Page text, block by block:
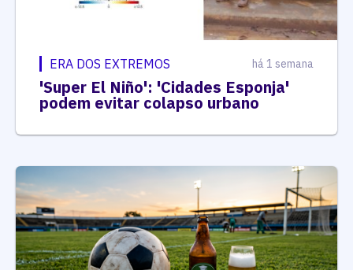
ERA DOS EXTREMOS há 1 semana
'Super El Niño': 'Cidades Esponja'
podem evitar colapso urbano